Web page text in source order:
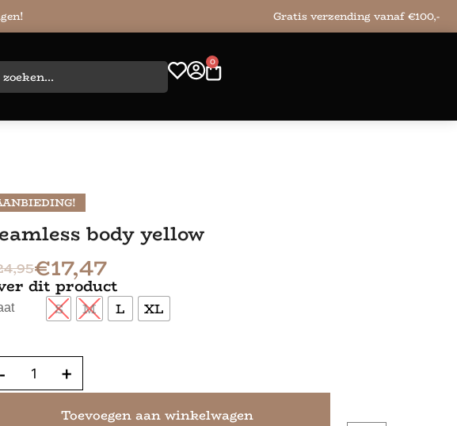
Gratis verzending vanaf €100,-
0
body yellow
€17,47
dit product
S M L XL
- +
Toevoegen aan winkelwagen